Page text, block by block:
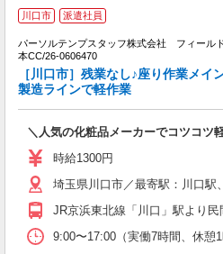
川口市 派遣社員
パーソルテンプスタッフ株式会社 フィール
本CC/26-0606470
［川口市］残業なし♪座り作業メイ
製造ラインで軽作業
＼人気の化粧品メーカーでコツコツ
時給1300円
埼玉県川口市／最寄駅：川口
JR京浜東北線「川口」駅より
9:00〜17:00（実働7時間、休